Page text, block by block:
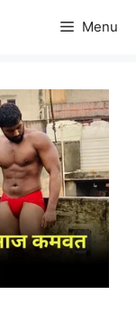
Menu